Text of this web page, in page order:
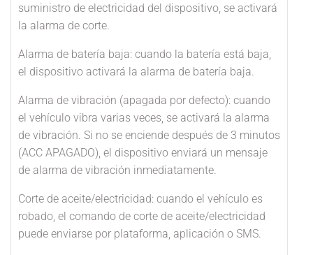
suministro de electricidad del dispositivo, se activará
la alarma de corte.
Alarma de batería baja: cuando la batería está baja,
el dispositivo activará la alarma de batería baja.
Alarma de vibración (apagada por defecto): cuando
el vehículo vibra varias veces, se activará la alarma
de vibración. Si no se enciende después de 3 minutos
(ACC APAGADO), el dispositivo enviará un mensaje
de alarma de vibración inmediatamente.
Corte de aceite/electricidad: cuando el vehículo es
robado, el comando de corte de aceite/electricidad
puede enviarse por plataforma, aplicación o SMS.